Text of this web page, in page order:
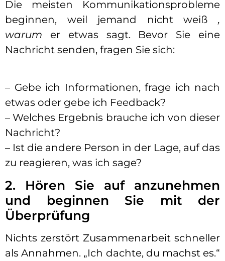
Die meisten Kommunikationsprobleme
beginnen, weil jemand nicht weiß ,
warum er etwas sagt. Bevor Sie eine
Nachricht senden, fragen Sie sich:
– Gebe ich Informationen, frage ich nach
etwas oder gebe ich Feedback?
– Welches Ergebnis brauche ich von dieser
Nachricht?
– Ist die andere Person in der Lage, auf das
zu reagieren, was ich sage?
2. Hören Sie auf anzunehmen
und beginnen Sie mit der
Überprüfung
Nichts zerstört Zusammenarbeit schneller
als Annahmen. „Ich dachte, du machst es.“